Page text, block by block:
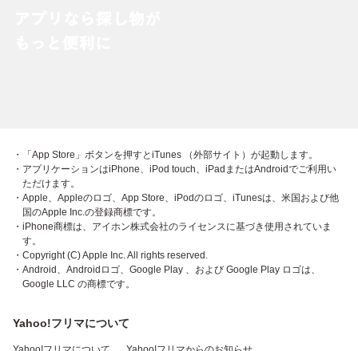
・「App Store」ボタンを押すとiTunes （外部サイト）が起動します。
・アプリケーションはiPhone、iPod touch、iPadまたはAndroidでご利用い
ただけます。
・Apple、Appleのロゴ、App Store、iPodのロゴ、iTunesは、米国および他
国のApple Inc.の登録商標です。
・iPhone商標は、アイホン株式会社のライセンスに基づき使用されていま
す。
・Copyright (C) Apple Inc. All rights reserved.
・Android、Androidロゴ、Google Play 、および Google Play ロゴは、
Google LLC の商標です。
Yahoo!フリマについて